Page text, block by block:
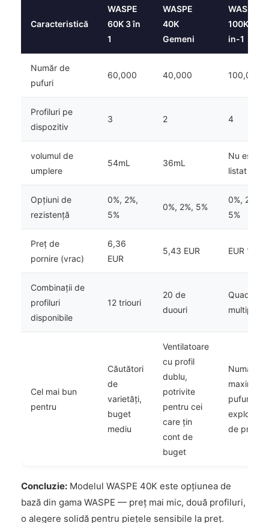
Caracteristică
WASPE
60K 3 în
1
WASPE
40K
Gemeni
WASPE
100K 4-
in-1
Număr de
pufuri
60,000 40,000 100,000
Profiluri pe
dispozitiv
3 2 4
volumul de
umplere
54mL 36mL
Nu este
listat
Opțiuni de
rezistență
0%, 2%,
5%
0%, 2%, 5%
0%, 2%,
5%
Preț de
pornire (vrac)
6,36
EUR
5,43 EUR EUR 12.10
Combinații de
profiluri
disponibile
12 triouri
20 de
duouri
Quad-uri
multiple
Cel mai bun
pentru
Căutători
de
varietăți,
buget
mediu
Ventilatoare
cu profil
dublu,
potrivite
pentru cei
care țin
cont de
buget
Număr
maxim de
pufuri,
de
Concluzie: Modelul WASPE 40K este opțiunea de
bază din gama WASPE — preț mai mic, două profiluri,
o alegere solidă pentru piețele sensibile la preț.